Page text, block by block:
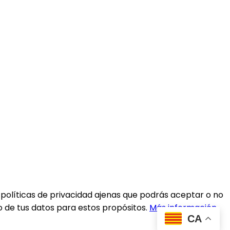
CA
de privacidad ajenas que podrás aceptar o no
tus datos para estos propósitos. Más información